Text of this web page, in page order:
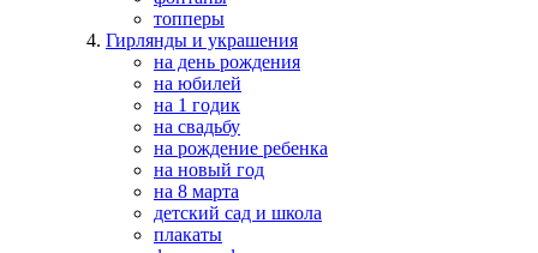
топперы
Гирлянды и украшения
на день рождения
на юбилей
на 1 годик
на свадьбу
на рождение ребенка
на новый год
на 8 марта
детский сад и школа
плакаты